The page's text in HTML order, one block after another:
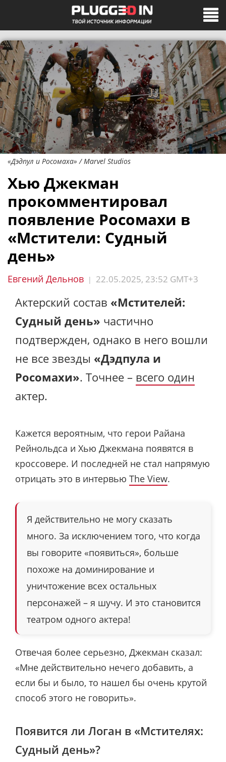
«Дэдпул и Росомаха» / Marvel Studios
Хью Джекман
прокомментировал
появление Росомахи в
«Мстители: Судный
день»
Евгений Дельнов | 22.05.2025, 23:52 GMT+3
Актерский состав «Мстителей:
Судный день» частично
подтвержден, однако в него вошли
не все звезды «Дэдпула и
Росомахи». Точнее – всего один
актер.
Кажется вероятным, что герои Райана
Рейнольдса и Хью Джекмана появятся в
кроссовере. И последней не стал напрямую
отрицать это в интервью The View.
Я действительно не могу сказать
много. За исключением того, что когда
вы говорите «появиться», больше
похоже на доминирование и
уничтожение всех остальных
персонажей – я шучу. И это становится
театром одного актера!
Отвечая более серьезно, Джекман сказал:
«Мне действительно нечего добавить, а
если бы и было, то нашел бы очень крутой
способ этого не говорить».
Появится ли Логан в «Мстителях:
Судный день»?